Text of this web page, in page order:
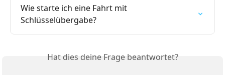
Wie starte ich eine Fahrt mit
Schlüsselübergabe?
Hat dies deine Frage beantwortet?